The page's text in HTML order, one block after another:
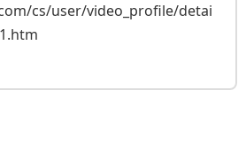
cs/user/video_profile/detai